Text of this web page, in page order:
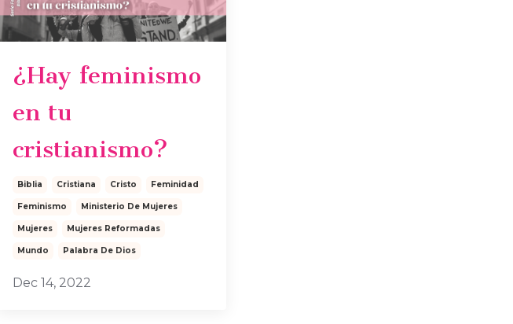
¿Hay feminismo
en tu
cristianismo?
Biblia Cristiana Cristo Feminidad
Feminismo Ministerio De Mujeres
Mujeres Mujeres Reformadas
Mundo Palabra De Dios
Dec 14, 2022